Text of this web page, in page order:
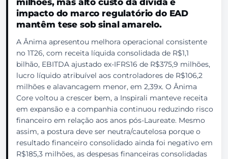
milhões, mas alto custo da dívida e
impacto do marco regulatório do EAD
mantêm tese sob sinal amarelo.
A Ânima apresentou melhora operacional consistente
no 1T26, com receita líquida consolidada de R$1,1
bilhão, EBITDA ajustado ex-IFRS16 de R$375,9 milhões,
lucro líquido atribuível aos controladores de R$106,2
milhões e alavancagem menor, em 2,39x. O Ânima
Core voltou a crescer bem, a Inspirali manteve receita
em expansão e a companhia continuou reduzindo risco
financeiro em relação aos anos pós-Laureate. Mesmo
assim, a postura deve ser neutra/cautelosa porque o
resultado financeiro consolidado ainda foi negativo em
R$185,3 milhões, as despesas financeiras consolidadas